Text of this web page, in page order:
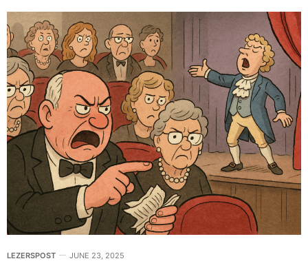
LEZERSPOST JUNE 23, 2025